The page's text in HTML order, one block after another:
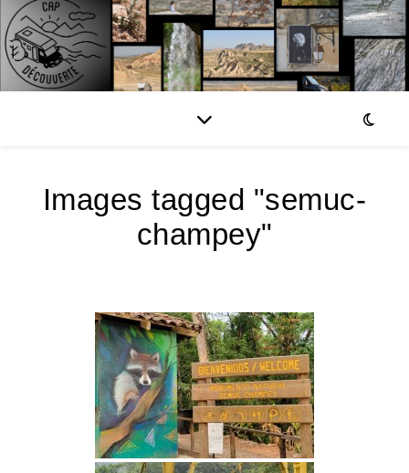
Images tagged "semuc-
champey"